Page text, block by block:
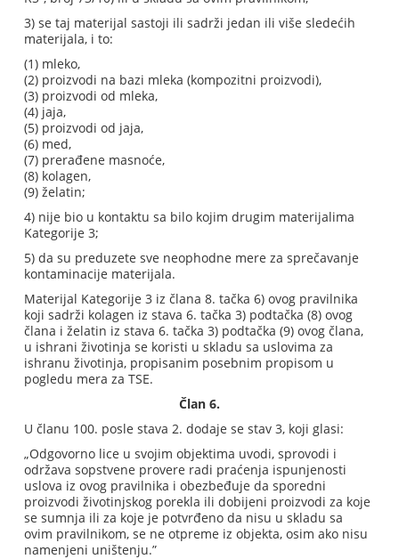
3) se taj materijal sastoji ili sadrži jedan ili više sledećih
materijala, i to:
(1) mleko,
(2) proizvodi na bazi mleka (kompozitni proizvodi),
(3) proizvodi od mleka,
(4) jaja,
(5) proizvodi od jaja,
(6) med,
(7) prerađene masnoće,
(8) kolagen,
(9) želatin;
4) nije bio u kontaktu sa bilo kojim drugim materijalima
Kategorije 3;
5) da su preduzete sve neophodne mere za sprečavanje
kontaminacije materijala.
Materijal Kategorije 3 iz člana 8. tačka 6) ovog pravilnika
koji sadrži kolagen iz stava 6. tačka 3) podtačka (8) ovog
člana i želatin iz stava 6. tačka 3) podtačka (9) ovog člana,
u ishrani životinja se koristi u skladu sa uslovima za
ishranu životinja, propisanim posebnim propisom u
pogledu mera za TSE.
Član 6.
U članu 100. posle stava 2. dodaje se stav 3, koji glasi:
„Odgovorno lice u svojim objektima uvodi, sprovodi i
održava sopstvene provere radi praćenja ispunjenosti
uslova iz ovog pravilnika i obezbeđuje da sporedni
proizvodi životinjskog porekla ili dobijeni proizvodi za koje
se sumnja ili za koje je potvrđeno da nisu u skladu sa
ovim pravilnikom, se ne otpreme iz objekta, osim ako nisu
namenjeni uništenju.”